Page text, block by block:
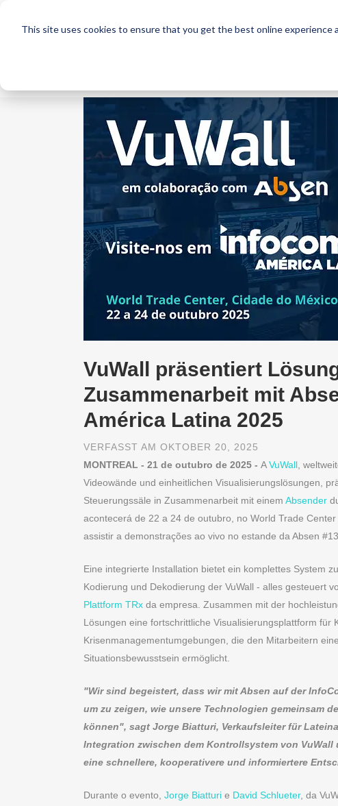
This site uses cookies to ensure that you get the best online experience
VuWall präsentiert
Zusammenarbeit mit
América Latina 2025
VERFASST AM OKTOBER 20, 2025
MONTREAL - 21 de outubro de 2025 - AVuWall ,
Videowände und einheitlichen Visualisierungslösungen,
Steuerungssäle in Zusammenarbeit mit einem Absender
acontecerá de 22 a 24 de outubro, no World Trade
assistir a demonstrações ao vivo no estande da Absen #13.
Eine integrierte Installation bietet ein komplettes System
Kodierung und Dekodierung der VuWall - alles gesteuert
Plattform TRx da empresa. Zusammen mit der
Lösungen eine fortschrittliche Visualisierungsplattform für
Krisenmanagementumgebungen, die den Mitarbeitern
Situationsbewusstsein ermöglicht.
"Wir sind begeistert, dass wir mit Absen auf der
um zu zeigen, wie unsere Technologien gemeinsam
können", sagt Jorge Biatturi, Verkaufsleiter für
Integration zwischen dem Kontrollsystem von
eine schnellere, kooperativere und informiertere
Durante o evento, Jorge Biatturi e David Schlueter, da